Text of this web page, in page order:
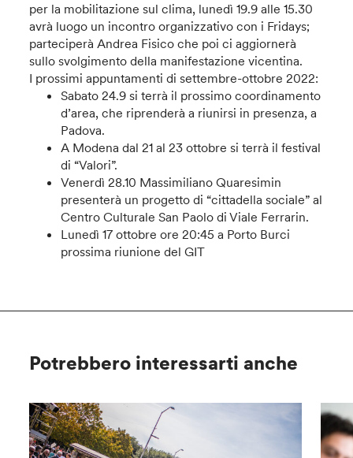
per la mobilitazione sul clima, lunedì 19.9 alle 15.30
avrà luogo un incontro organizzativo con i Fridays;
parteciperà Andrea Fisico che poi ci aggiornerà
sullo svolgimento della manifestazione vicentina.
I prossimi appuntamenti di settembre-ottobre 2022:
Sabato 24.9 si terrà il prossimo coordinamento
d’area, che riprenderà a riunirsi in presenza, a
Padova.
A Modena dal 21 al 23 ottobre si terrà il festival
di “Valori”.
Venerdì 28.10 Massimiliano Quaresimin
presenterà un progetto di “cittadella sociale” al
Centro Culturale San Paolo di Viale Ferrarin.
Lunedì 17 ottobre ore 20:45 a Porto Burci
prossima riunione del GIT
Potrebbero interessarti anche